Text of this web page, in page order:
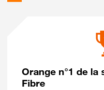
Orange n°1 de
Fibre